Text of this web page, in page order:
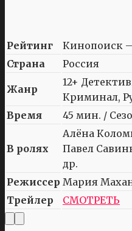
Рейтинг Кинопоиск
Страна
Россия
Жанр
12+
Криминал,
Время
45 мин. /
В ролях
Алёна
Павел
др.
Режиссер Мария
Трейлер
СМОТРЕТЬ